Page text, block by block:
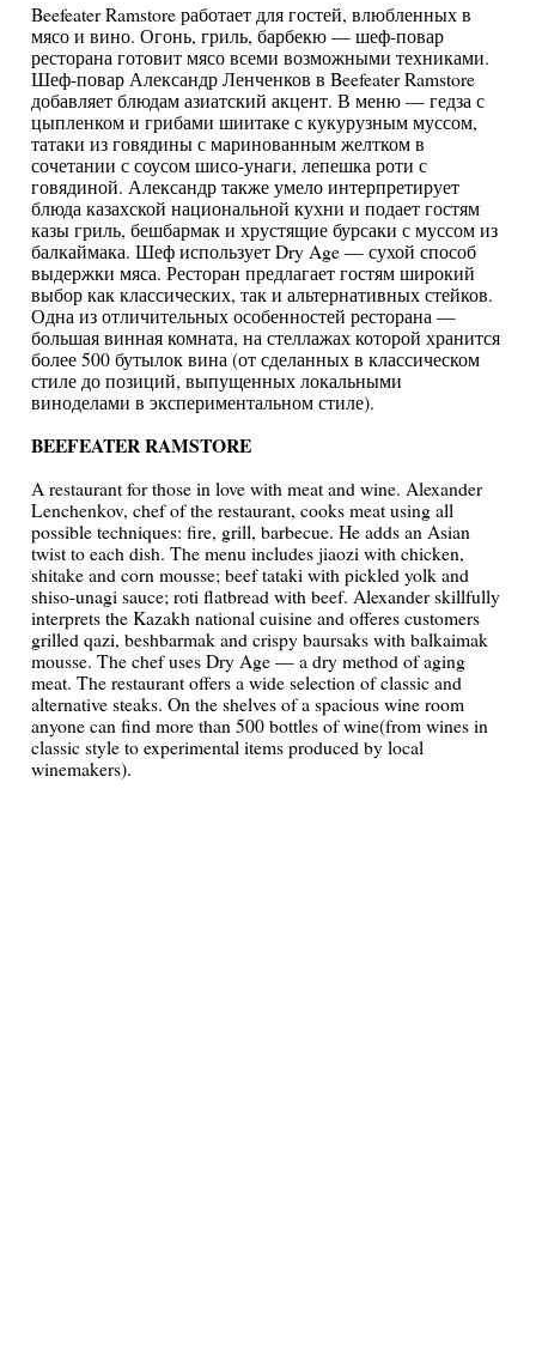
Beefeater Ramstore работает для гостей, влюбленных в
мясо и вино. Огонь, гриль, барбекю — шеф-повар
ресторана готовит мясо всеми возможными техниками.
Шеф-повар Александр Ленченков в Beefeater Ramstore
добавляет блюдам азиатский акцент. В меню — гедза с
цыпленком и грибами шиитаке с кукурузным муссом,
татаки из говядины с маринованным желтком в
сочетании с соусом шисо-унаги, лепешка роти с
говядиной. Александр также умело интерпретирует
блюда казахской национальной кухни и подает гостям
казы гриль, бешбармак и хрустящие бурсаки с муссом из
балкаймака. Шеф использует Dry Age — сухой способ
выдержки мяса. Ресторан предлагает гостям широкий
выбор как классических, так и альтернативных стейков.
Одна из отличительных особенностей ресторана —
большая винная комната, на стеллажах которой хранится
более 500 бутылок вина (от сделанных в классическом
стиле до позиций, выпущенных локальными
виноделами в экспериментальном стиле).
BEEFEATER RAMSTORE
A restaurant for those in love with meat and wine. Alexander
Lenchenkov, chef of the restaurant, cooks meat using all
possible techniques: fire, grill, barbecue. He adds an Asian
twist to each dish. The menu includes jiaozi with chicken,
shitake and corn mousse; beef tataki with pickled yolk and
shiso-unagi sauce; roti flatbread with beef. Alexander skillfully
interprets the Kazakh national cuisine and offeres customers
grilled qazi, beshbarmak and crispy baursaks with balkaimak
mousse. The chef uses Dry Age — a dry method of aging
meat. The restaurant offers a wide selection of classic and
alternative steaks. On the shelves of a spacious wine room
anyone can find more than 500 bottles of wine(from wines in
classic style to experimental items produced by local
winemakers).